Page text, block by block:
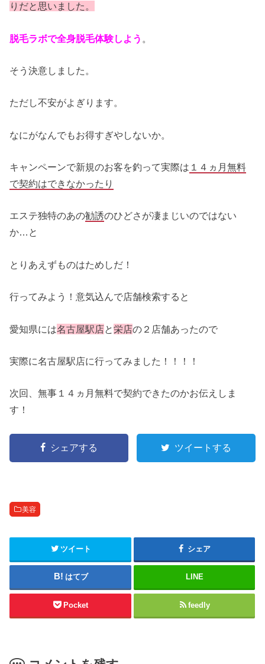
りだと思いました。
脱毛ラボで全身脱毛体験しよう 。
そう決意しました。
ただし不安がよぎります。
なにがなんでもお得すぎやしないか。
キャンペーンで新規のお客を釣って実際は １４ヵ月無料
で契約はできなかったり
エステ独特のあの勧誘のひどさが凄まじいのではない
か…と
とりあえずものはためしだ！
行ってみよう！意気込んで店舗検索すると
愛知県には名古屋駅店と栄店の２店舗あったので
実際に名古屋駅店に行ってみました！！！！
次回、無事１４ヵ月無料で契約できたのかお伝えしま
す！
シェアする ツイートする
美容
ツイート シェア
はてブ LINE
Pocket feedly